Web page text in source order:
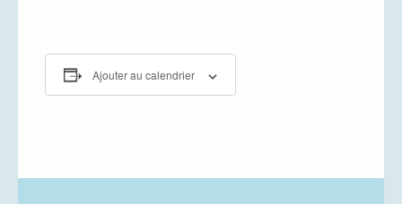
Ajouter au calendrier